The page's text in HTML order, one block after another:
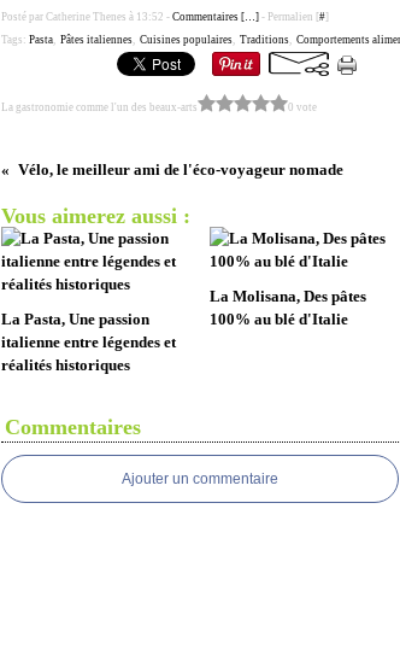
Posté par Catherine Thenes à 13:52 - Commentaires […] - Permalien [#]
Tags: Pasta, Pâtes italiennes, Cuisines populaires, Traditions, Comportements
La gastronomie comme l'un des beaux-arts 0 vote
Vélo, le meilleur ami de l'éco-voyageur nomade
Vous aimerez aussi :
La Pasta, Une passion
italienne entre légendes et
réalités historiques
La Molisana, Des pâtes
100% au blé d'Italie
Commentaires
Ajouter un commentaire